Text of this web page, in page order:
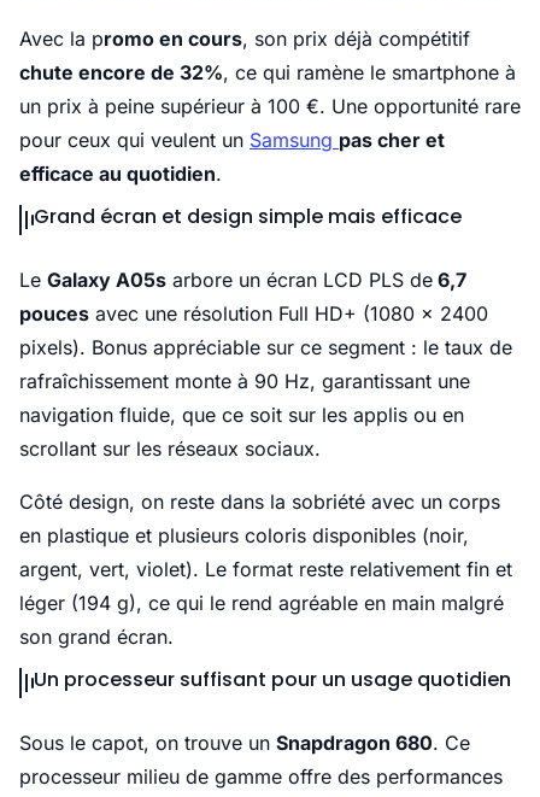
Avec la promo en cours, son prix déjà compétitif
chute encore de 32%, ce qui ramène le smartphone à
un prix à peine supérieur à 100 €. Une opportunité rare
pour ceux qui veulent un Samsung pas cher et
efficace au quotidien.
Grand écran et design simple mais efficace
Le Galaxy A05s arbore un écran LCD PLS de 6,7
pouces avec une résolution Full HD+ (1080 x 2400
pixels). Bonus appréciable sur ce segment : le taux de
rafraîchissement monte à 90 Hz, garantissant une
navigation fluide, que ce soit sur les applis ou en
scrollant sur les réseaux sociaux.
Côté design, on reste dans la sobriété avec un corps
en plastique et plusieurs coloris disponibles (noir,
argent, vert, violet). Le format reste relativement fin et
léger (194 g), ce qui le rend agréable en main malgré
son grand écran.
Un processeur suffisant pour un usage quotidien
Sous le capot, on trouve un Snapdragon 680. Ce
processeur milieu de gamme offre des performances